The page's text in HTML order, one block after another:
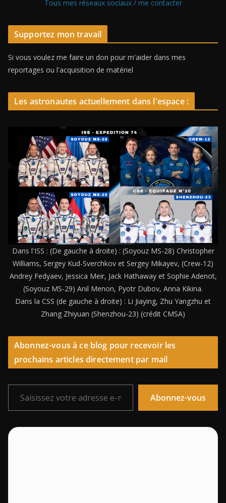
Tous mes réseaux sociaux / me contacter
Supportez mon travail
Si vous voulez me faire un don pour m'aider dans mes
reportages ou l'acquisition de matériel
Les astronautes actuellement dans l'espace :
Dans l'ISS : (De gauche à droite) : (Soyouz MS-28) Christopher
Williams, Sergey Kud-Sverchkov et Sergey Mikayev, (Crew-12)
Andrey Fedyaev, Jessica Meir, Jack Hathaway et Sophie Adenot,
(Soyouz MS-29) Anil Menon, Pyotr Dubov, Anna Kikina.
Dans la CSS (de gauche à droite) : Li Jiaying, Zhu Yangzhu et
Zhang Zhiyuan (Shenzhou-23) (crédit CMSA)
Abonnez-vous à ce blog pour recevoir les
prochains articles directement par mail
Saisissez votre adresse e-mail…
Abonnez-vous